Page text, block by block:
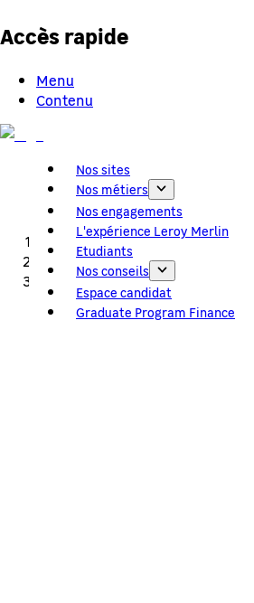
Accès rapide
Menu
Contenu
Nos sites
Nos métiers
Nos engagements
L'expérience Leroy Merlin
Etudiants
Nos conseils
Espace candidat
Graduate Program Finance
Accueil
Nos offres
Hôte service client magasin (H/